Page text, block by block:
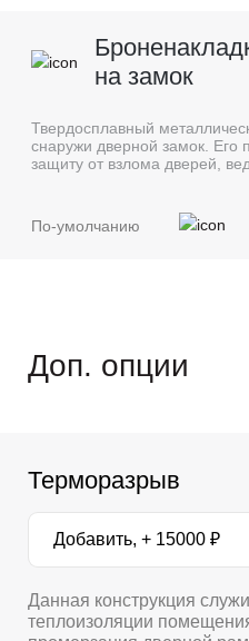
на замок
Твердосплавный
снаружи дверной замок. Его
защиту от взлома дверей,
По-умолчанию
Доп. опции
Терморазрыв
Добавить, + 15000 ₽
Данная конструкция
теплоизоляции